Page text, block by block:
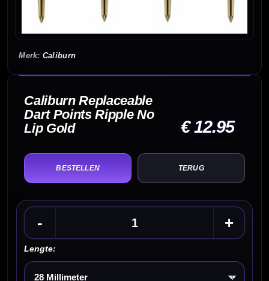
Caliburn
Caliburn Replaceable
Dart Points Ripple No
Lip Gold
€ 12.95
TERUG
- +
Lengte:
Kies een optie